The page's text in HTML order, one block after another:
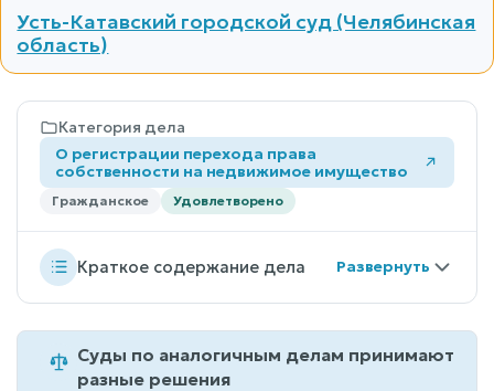
Усть-Катавский городской суд (Челябинская
область)
Категория дела
О регистрации перехода права
собственности на недвижимое имущество
Гражданское Удовлетворено
Краткое содержание дела
Суды по аналогичным делам принимают
разные решения